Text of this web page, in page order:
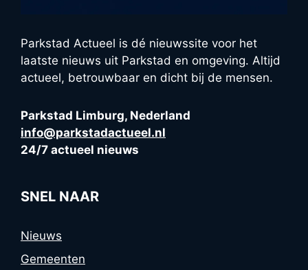
Parkstad Actueel is dé nieuwssite voor het
laatste nieuws uit Parkstad en omgeving. Altijd
actueel, betrouwbaar en dicht bij de mensen.
Parkstad Limburg, Nederland
info@parkstadactueel.nl
24/7 actueel nieuws
SNEL NAAR
Nieuws
Gemeenten